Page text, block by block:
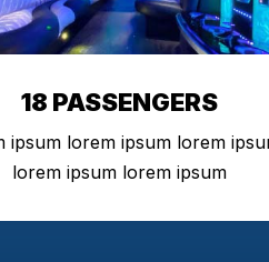
18 PASSENGERS
ipsum lorem ipsum lorem
lorem ipsum lorem ipsum